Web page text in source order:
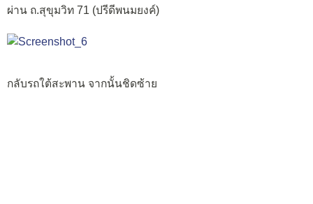
ผ่าน ถ.สุขุมวิท 71 (ปรีดีพนมยงค์)
กลับรถใต้สะพาน จากนั้นชิดซ้าย